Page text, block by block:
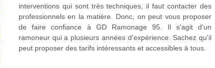
interventions qui sont très techniques, il faut contacter des
professionnels en la matière. Donc, on peut vous proposer
de faire confiance à GD Ramonage 95. Il s'agit d'un
ramoneur qui a plusieurs années d'expérience. Sachez qu'il
peut proposer des tarifs intéressants et accessibles à tous.